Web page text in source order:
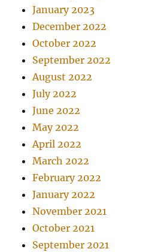
January 2023
December 2022
October 2022
September 2022
August 2022
July 2022
June 2022
May 2022
April 2022
March 2022
February 2022
January 2022
November 2021
October 2021
September 2021